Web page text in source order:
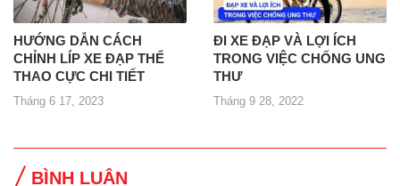
HƯỚNG DẪN CÁCH
CHỈNH LÍP XE ĐẠP THỂ
THAO CỰC CHI TIẾT
Tháng 6 17, 2023
ĐI XE ĐẠP VÀ LỢI ÍCH
TRONG VIỆC CHỐNG UNG
THƯ
Tháng 9 28, 2022
BÌNH LUẬN